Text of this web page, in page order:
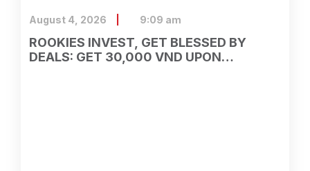
ROOKIES INVEST, GET BLESSED BY
DEALS: GET 30,000 VND UPON
August 4, 2026 9:09 am